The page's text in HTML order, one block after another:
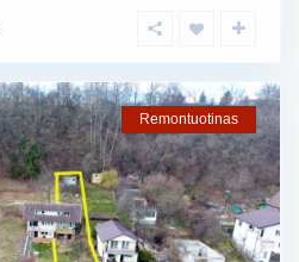
Remontuotinas